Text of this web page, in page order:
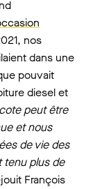
nos
dans une
pouvait
diesel et
peut être
et nous
de vie des
tenu plus de
François